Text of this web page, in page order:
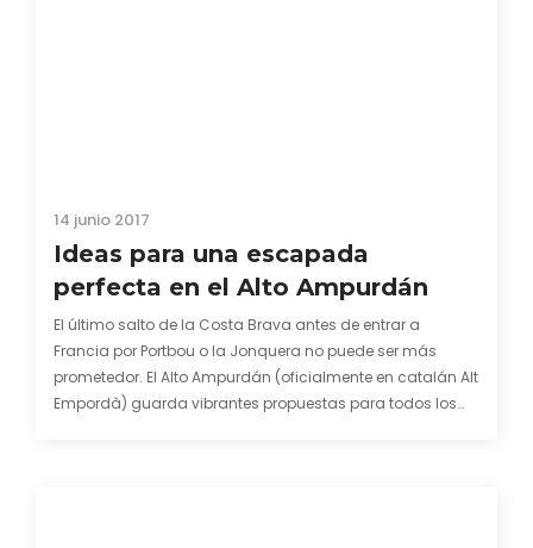
14 junio 2017
Ideas para una escapada
perfecta en el Alto Ampurdán
El último salto de la Costa Brava antes de entrar a
Francia por Portbou o la Jonquera no puede ser más
prometedor. El Alto Ampurdán (oficialmente en catalán Alt
Empordà) guarda vibrantes propuestas para todos los